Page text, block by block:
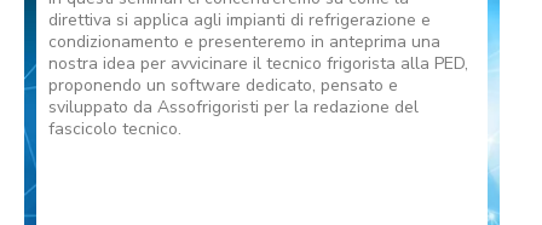
direttiva si applica agli impianti di refrigerazione e
condizionamento e presenteremo in anteprima una
nostra idea per avvicinare il tecnico frigorista alla PED,
proponendo un software dedicato, pensato e
sviluppato da Assofrigoristi per la redazione del
fascicolo tecnico.